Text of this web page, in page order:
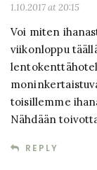
1.10.2017 at 20:15
Voi miten
viikonloppu
toisillemme
Nähdään
REPLY